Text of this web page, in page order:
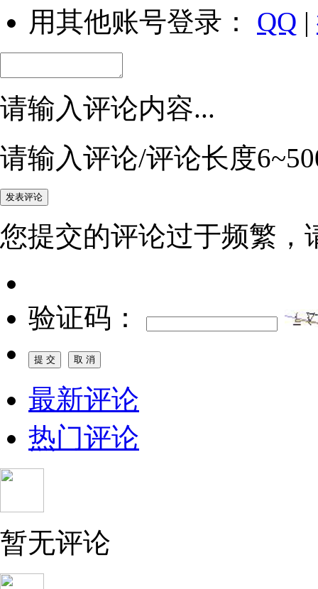
用其他账号登录： QQ |
请输入评论内容...
请输入评论/评论长度
您提交的评论过于频繁，
验证码：
最新评论
热门评论
暂无评论